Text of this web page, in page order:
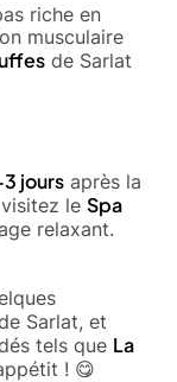
riche en
musculaire
de Sarlat
jours après la
le Spa
relaxant.
Sarlat, et
tels que La
! 😋